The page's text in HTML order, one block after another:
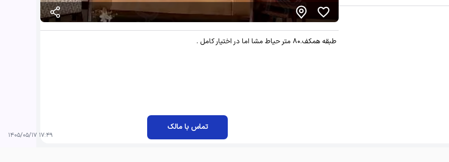
طبقه همکف.۸۰ متر حیاط مشا اما در اختیار کامل .
تماس با مالک
۱۷:۴۹ ۱۴۰۵/۰۵/۱۷